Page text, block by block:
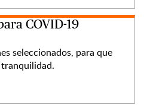
COVID-19
seleccionados, para que